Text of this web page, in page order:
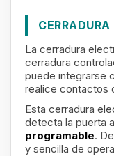
La cerradura
cerradura
puede integrarse
realice contactos
Esta cerradura
detecta la puerta
programable.
y sencilla de